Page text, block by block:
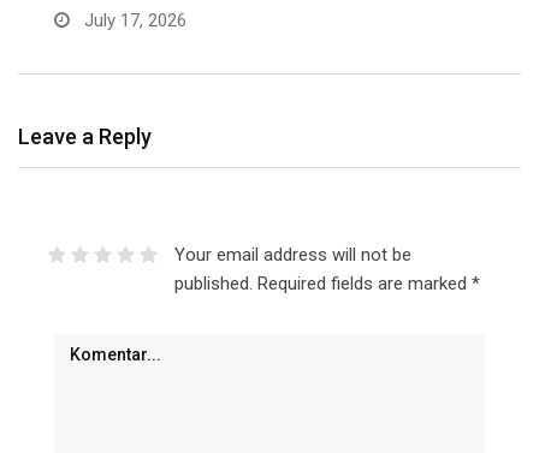
June 30, 2026
Leave a Reply
Your email address will not be
published. Required fields are marked *